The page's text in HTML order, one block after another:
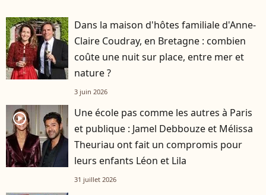
Dans la maison d'hôtes familiale d'Anne-
Claire Coudray, en Bretagne : combien
coûte une nuit sur place, entre mer et
nature ?
3 juin 2026
player2
Une école pas comme les autres à Paris
et publique : Jamel Debbouze et Mélissa
Theuriau ont fait un compromis pour
leurs enfants Léon et Lila
31 juillet 2026